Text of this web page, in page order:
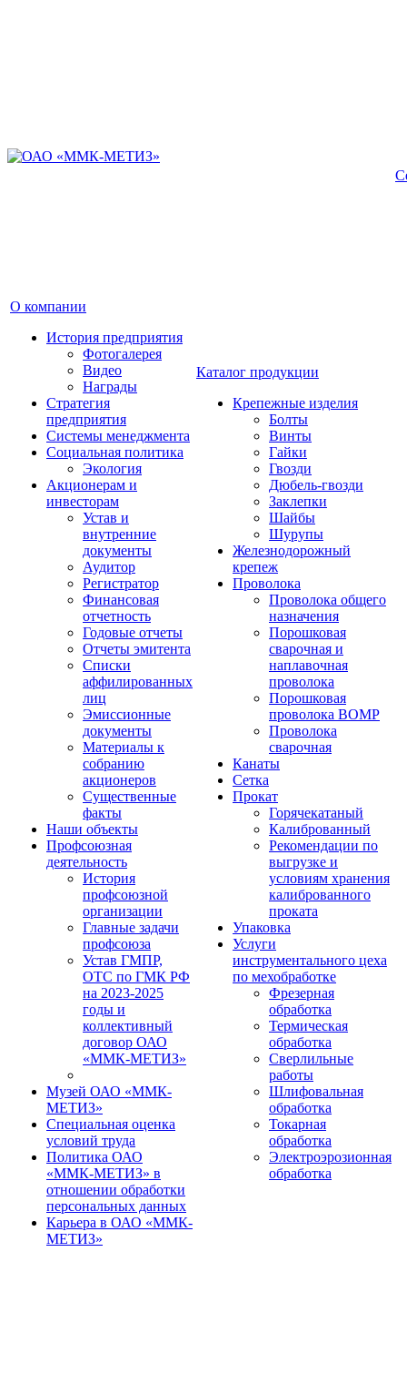
О компании
История предприятия
Фотогалерея
Видео
Награды
Стратегия
предприятия
Системы менеджмента
Социальная политика
Экология
Акционерам и
инвесторам
Устав и
внутренние
документы
Аудитор
Регистратор
Финансовая
отчетность
Годовые отчеты
Отчеты эмитента
Списки
аффилированных
лиц
Эмиссионные
документы
Материалы к
собранию
акционеров
Существенные
факты
Наши объекты
Профсоюзная
деятельность
История
профсоюзной
организации
Главные задачи
профсоюза
Устав ГМПР,
ОТС по ГМК РФ
на 2023-2025
годы и
коллективный
договор ОАО
«ММК-МЕТИЗ»
Музей ОАО «ММК-
МЕТИЗ»
Специальная оценка
условий труда
Политика ОАО
«ММК-МЕТИЗ» в
отношении обработки
персональных данных
Карьера в ОАО «ММК-
МЕТИЗ»
Каталог продукции
Крепежные изделия
Болты
Винты
Гайки
Гвозди
Дюбель-гвозди
Заклепки
Шайбы
Шурупы
Железнодорожный
крепеж
Проволока
Проволока общего
назначения
Порошковая
сварочная и
наплавочная
проволока
Порошковая
проволока ВОМР
Проволока
сварочная
Канаты
Сетка
Прокат
Горячекатаный
Калиброванный
Рекомендации по
выгрузке и
условиям хранения
калиброванного
проката
Упаковка
Услуги
инструментального цеха
по мехобработке
Фрезерная
обработка
Термическая
обработка
Сверлильные
работы
Шлифовальная
обработка
Токарная
обработка
Электроэрозионная
обработка